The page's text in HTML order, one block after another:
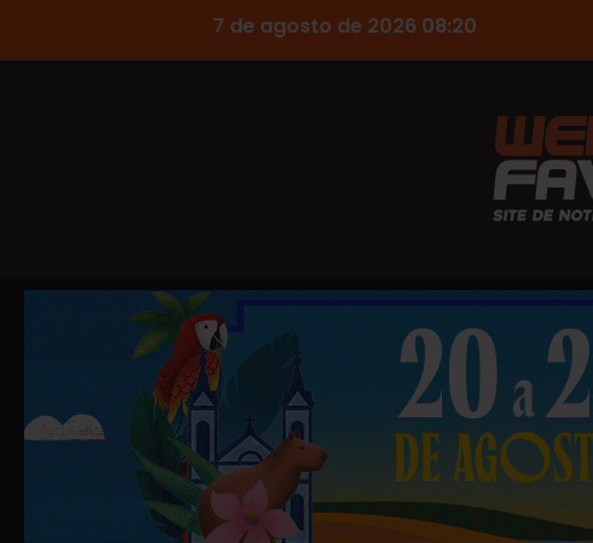
7 de agosto de 2026 08:20